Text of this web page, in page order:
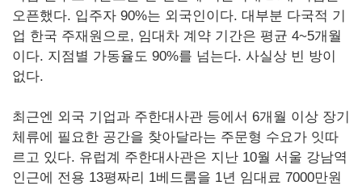
오픈했다. 입주자 90%는 외국인이다. 대부분 다국적 기
업 한국 주재원으로, 임대차 계약 기간은 평균 4~5개월
이다. 지점별 가동율도 90%를 넘는다. 사실상 빈 방이
없다.
최근엔 외국 기업과 주한대사관 등에서 6개월 이상 장기
체류에 필요한 공간을 찾아달라는 주문형 수요가 잇따
르고 있다. 유럽계 주한대사관은 지난 10월 서울 강남역
인근에 전용 13평짜리 1베드룸을 1년 임대료 7000만원